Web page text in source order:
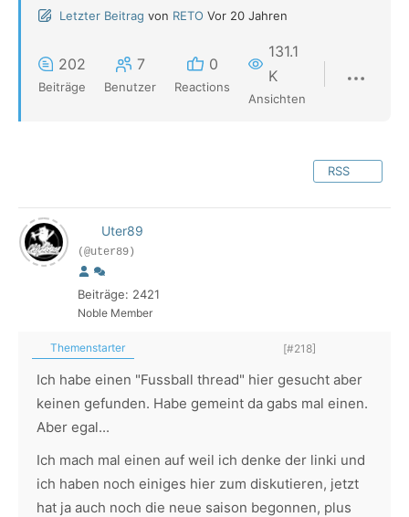
Letzter Beitrag von RETO Vor 20 Jahren
202
Beiträge
7
Benutzer
0
Reactions
131.1
K
Ansichten
RSS
Uter89
(@uter89)
Beiträge: 2421
Noble Member
Themenstarter [#218]
Ich habe einen "Fussball thread" hier gesucht aber
keinen gefunden. Habe gemeint da gabs mal einen.
Aber egal...
Ich mach mal einen auf weil ich denke der linki und
ich haben noch einiges hier zum diskutieren, jetzt
hat ja auch noch die neue saison begonnen, plus